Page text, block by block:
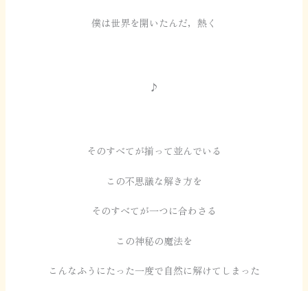
僕は世界を開いたんだ，熱く
♪
そのすべてが揃って並んでいる
この不思議な解き方を
そのすべてが一つに合わさる
この神秘の魔法を
こんなふうにたった一度で自然に解けてしまった